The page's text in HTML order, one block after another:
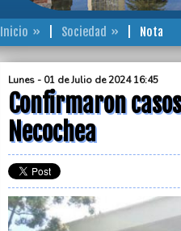
Inicio Sociedad Nota
Lunes - 01 de Julio de 2024 16:45
Confirmaron
Necochea